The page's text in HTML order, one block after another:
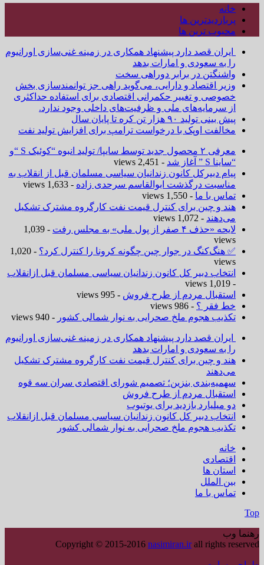
خانه
پربازدیدترین ها
محبوب ترین ها
ایران قصد دارد پیشنهاد همکاری در زمینه غنی‌سازی اورانیوم
را به سعودی و امارات بدهد
واشنگتن در برابر دوراهی سخت
وزیر اقتصاد و دارایی، می‌گوید راهی جز توانمندسازی بخش
خصوصی و تغییر حکمرانی اقتصادی برای استفاده حداکثری
از سرمایه‌های ملی و ظرفیت‌های داخلی وجود ندارد.
پیش بینی تولید ۹۰ هزار تن کره تا پایان سال
مخالفت اوپک با درخواست ترامپ برای افزایش تولید نفت
معرفی ۲ محصول جدید توسط سایپا/ تولید انبوه “کوئیک S “و
“ساینا S ” آغاز شد
- 2,451 views
پیام دبیرکل کانون زندانیان سیاسی مسلمان قبل از انقلاب به
مناسبت درگذشت ابوالقاسم سرحدی زاده - 1,633 views
تماس با ما - 1,550 views
هند و چین برای کنترل قیمت نفت کارگروه مشترک تشکیل
می‌دهند - 1,072 views
لایحه «حذف ۴ صفر از پول ملی» به مجلس رفت
- 1,039
views
✅ هنگ‌کنگ در جوار چین چگونه کرونا را کنترل کرد؟
- 1,020
views
انتخاب دبیر کل کانون زندانیان سیاسی مسلمان قبل ازانقلاب
- 1,019 views
استقبال مردم از طرح فروش - 995 views
خط فقر ؟ - 986 views
تکذیب هجوم ملخ صحرایی به نوار شمالی کشور - 940 views
ایران قصد دارد پیشنهاد همکاری در زمینه غنی‌سازی اورانیوم
را به سعودی و امارات بدهد
هند و چین برای کنترل قیمت نفت کارگروه مشترک تشکیل
می‌دهند
سهمیه‌بندی بنزین؛ تصمیم شورای اقتصادی سران سه قوه
استقبال مردم از طرح فروش
دو میلیارد بازدید برای یوتیوب
انتخاب دبیر کل کانون زندانیان سیاسی مسلمان قبل ازانقلاب
تکذیب هجوم ملخ صحرایی به نوار شمالی کشور
خانه
اقتصادی
استان ها
بین الملل
تماس با ما
Top
رهنما وب
Copyright © 2015-2016 nasimiran.irall rights reserved